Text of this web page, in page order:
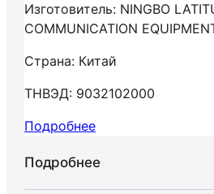
Изготовитель: NINGBO
COMMUNICATION
Страна: Китай
ТНВЭД: 9032102000
Подробнее
Подробнее